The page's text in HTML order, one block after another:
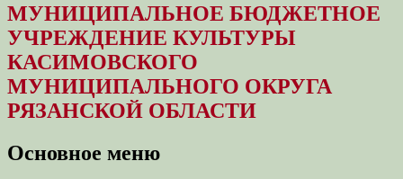
МУНИЦИПАЛЬНОЕ БЮДЖЕТНОЕ
УЧРЕЖДЕНИЕ КУЛЬТУРЫ
КАСИМОВСКОГО
МУНИЦИПАЛЬНОГО ОКРУГА
РЯЗАНСКОЙ ОБЛАСТИ
Основное меню